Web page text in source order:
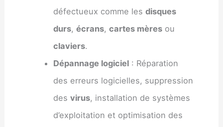
défectueux comme lesdisques
durs,écrans,cartes mères ou
claviers.
Dépannage logiciel : Réparation
des erreurs logicielles, suppression
desvirus, installation de systèmes
d’exploitation et optimisation des